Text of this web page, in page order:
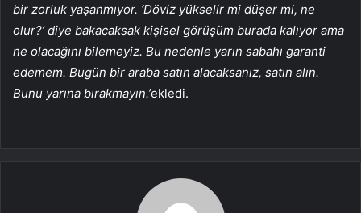
bir zorluk yaşanmıyor. ‘Döviz yükselir mi düşer mi, ne
olur?’ diye bakacaksak kişisel görüşüm burada kalıyor ama
ne olacağını bilemeyiz. Bu nedenle yarın sabahı garanti
edemem. Bugün bir araba satın alacaksanız, satın alın.
Bunu yarına bırakmayın.’ekledi.